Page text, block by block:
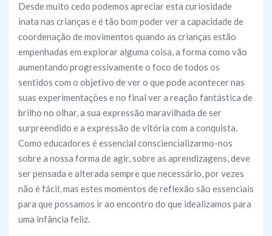
Desde muito cedo podemos apreciar esta curiosidade
inata nas crianças e é tão bom poder ver a capacidade de
coordenação de movimentos quando as crianças estão
empenhadas em explorar alguma coisa, a forma como vão
aumentando progressivamente o foco de todos os
sentidos com o objetivo de ver o que pode acontecer nas
suas experimentações e no final ver a reação fantástica de
brilho no olhar, a sua expressão maravilhada de ser
surpreendido e a expressão de vitória com a conquista.
Como educadores é essencial consciencializarmo-nos
sobre a nossa forma de agir, sobre as aprendizagens, deve
ser pensada e alterada sempre que necessário, por vezes
não é fácil, mas estes momentos de reflexão são essenciais
para que possamos ir ao encontro do que idealizamos para
uma infância feliz.